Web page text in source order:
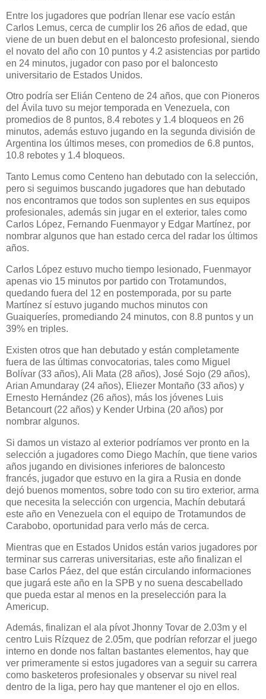
Entre los jugadores que podrían llenar ese vacío están
Carlos Lemus, cerca de cumplir los 26 años de edad, que
viene de un buen debut en el baloncesto profesional, siendo
el novato del año con 10 puntos y 4.2 asistencias por partido
en 24 minutos, jugador con paso por el baloncesto
universitario de Estados Unidos.
Otro podría ser Elián Centeno de 24 años, que con Pioneros
del Ávila tuvo su mejor temporada en Venezuela, con
promedios de 8 puntos, 8.4 rebotes y 1.4 bloqueos en 26
minutos, además estuvo jugando en la segunda división de
Argentina los últimos meses, con promedios de 6.8 puntos,
10.8 rebotes y 1.4 bloqueos.
Tanto Lemus como Centeno han debutado con la selección,
pero si seguimos buscando jugadores que han debutado
nos encontramos que todos son suplentes en sus equipos
profesionales, además sin jugar en el exterior, tales como
Carlos López, Fernando Fuenmayor y Edgar Martínez, por
nombrar algunos que han estado cerca del radar los últimos
años.
Carlos López estuvo mucho tiempo lesionado, Fuenmayor
apenas vio 15 minutos por partido con Trotamundos,
quedando fuera del 12 en postemporada, por su parte
Martínez sí estuvo jugando muchos minutos con
Guaiqueríes, promediando 24 minutos, con 8.8 puntos y un
39% en triples.
Existen otros que han debutado y están completamente
fuera de las últimas convocatorias, tales como Miguel
Bolívar (33 años), Ali Mata (28 años), José Sojo (29 años),
Arian Amundaray (24 años), Eliezer Montaño (33 años) y
Ernesto Hernández (26 años), más los jóvenes Luis
Betancourt (22 años) y Kender Urbina (20 años) por
nombrar algunos.
Si damos un vistazo al exterior podríamos ver pronto en la
selección a jugadores como Diego Machín, que tiene varios
años jugando en divisiones inferiores de baloncesto
francés, jugador que estuvo en la gira a Rusia en donde
dejó buenos momentos, sobre todo con su tiro exterior, arma
que necesita la selección con urgencia, Machín debutará
este año en Venezuela con el equipo de Trotamundos de
Carabobo, oportunidad para verlo más de cerca.
Mientras que en Estados Unidos están varios jugadores por
terminar sus carreras universitarias, este año finalizan el
base Carlos Páez, del que están circulando informaciones
que jugará este año en la SPB y no suena descabellado
que pueda estar al menos en la preselección para la
Americup.
Además, finalizan el ala pívot Jhonny Tovar de 2.03m y el
centro Luis Rízquez de 2.05m, que podrían reforzar el juego
interno en donde nos faltan bastantes elementos, hay que
ver primeramente si estos jugadores van a seguir su carrera
como basketeros profesionales y observar su nivel real
dentro de la liga, pero hay que mantener el ojo en ellos.